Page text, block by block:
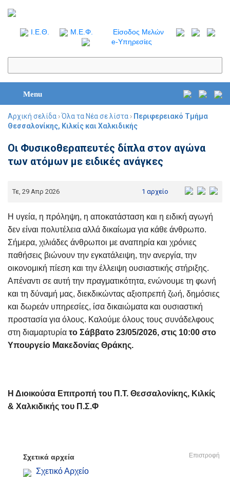
I.Ε.Θ. Μ.Ε.Φ.
Είσοδος Μελών
e-Υπηρεσίες
Menu
Αρχική σελίδα ›Όλα τα Νέα σε λίστα › Περιφερειακό Τμήμα
Θεσσαλονίκης, Κιλκίς και Χαλκιδικής
Οι Φυσικοθεραπευτές δίπλα στον αγώνα
των ατόμων με ειδικές ανάγκες
Τε, 29 Απρ 2026 1 αρχείο
Η υγεία, η πρόληψη, η αποκατάσταση και η ειδική αγωγή
δεν είναι πολυτέλεια αλλά δικαίωμα για κάθε άνθρωπο.
Σήμερα, χιλιάδες άνθρωποι με αναπηρία και χρόνιες
παθήσεις βιώνουν την εγκατάλειψη, την ανεργία, την
οικονομική πίεση και την έλλειψη ουσιαστικής στήριξης.
Απέναντι σε αυτή την πραγματικότητα, ενώνουμε τη φωνή
και τη δύναμή μας, διεκδικώντας αξιοπρεπή ζωή, δημόσιες
και δωρεάν υπηρεσίες, ίσα δικαιώματα και ουσιαστική
προστασία για όλους. Καλούμε όλους τους συνάδελφους
στη διαμαρτυρία το Σάββατο 23/05/2026, στις 10:00 στο
Υπουργείο Μακεδονίας Θράκης.
Η Διοικούσα Επιτροπή του Π.Τ. Θεσσαλονίκης, Κιλκίς
& Χαλκιδικής του Π.Σ.Φ
Επιστροφή
Σχετικά αρχεία
Σχετικό Αρχείο